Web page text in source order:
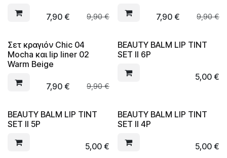
7,90 € 9,90€ 7,90 € 9,90€
Σετ κραγιόν Chic 04
Mocha και lip liner 02
Warm Beige
7,90 € 9,90€
BEAUTY BALM LIP TINT
SET II 6P
5,00€
BEAUTY BALM LIP TINT
SET II 5P
5,00€
BEAUTY BALM LIP TINT
SET II 4P
5,00€